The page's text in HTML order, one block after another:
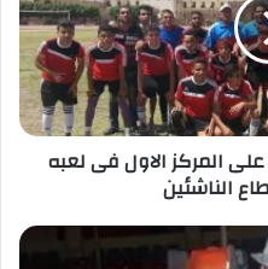
المركز الاول فى لعبه
الناشئين